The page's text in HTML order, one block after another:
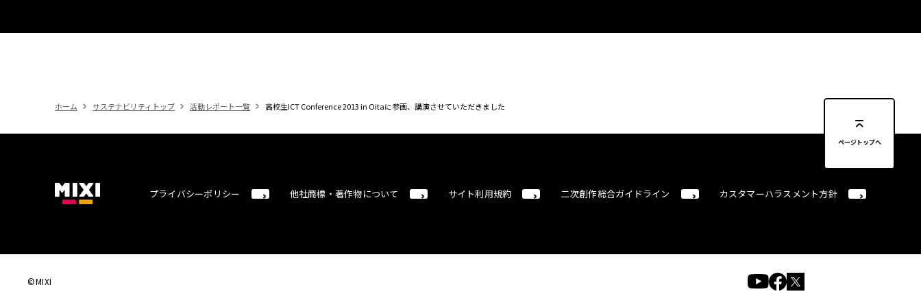
ホーム サステナビリティトップ 活動レポート一覧 高校生ICT Conference 2013 in Oitaに参画、講演させていただきました
ページトップへ
プライバシーポリシー 他社商標・著作物について サイト利用規約 二次創作総合ガイドライン カスタマーハラスメント方針
©MIXI